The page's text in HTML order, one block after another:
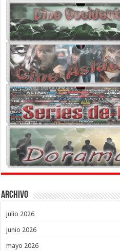
Archivo
julio 2026
junio 2026
mayo 2026